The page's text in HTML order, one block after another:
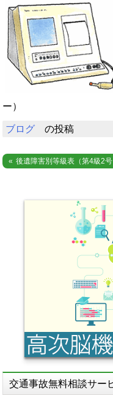
ー）
ブログ の投稿
投 後遺障害別等級表（第4級2号
交通事故無料相談サー